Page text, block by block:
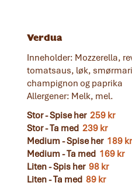
Verdua
Inneholder: Mozzerella,
tomatsaus, løk,
champignon og paprika
Allergener: Melk, mel.
Stor - Spise her 259 kr
Stor - Ta med 239 kr
Medium - Spise her 189 kr
Medium - Ta med 169 kr
Liten - Spis her 98 kr
Liten - Ta med 89 kr